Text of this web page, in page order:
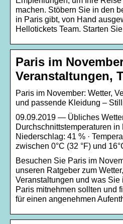
machen. Stöbern Sie in den
in Paris gibt, von Hand
Hellotickets Team. Starten
Paris im
Veranstaltungen,
Paris im November: Wetter,
und passende Kleidung –
09.09.2019 — Übliches
Durchschnittstemperaturen in
Niederschlag: 41 % ·
zwischen 0°C (32 °F) und
Besuchen Sie Paris im
unseren Ratgeber zum
Veranstaltungen und was Sie
Paris mitnehmen sollten und
für einen angenehmen